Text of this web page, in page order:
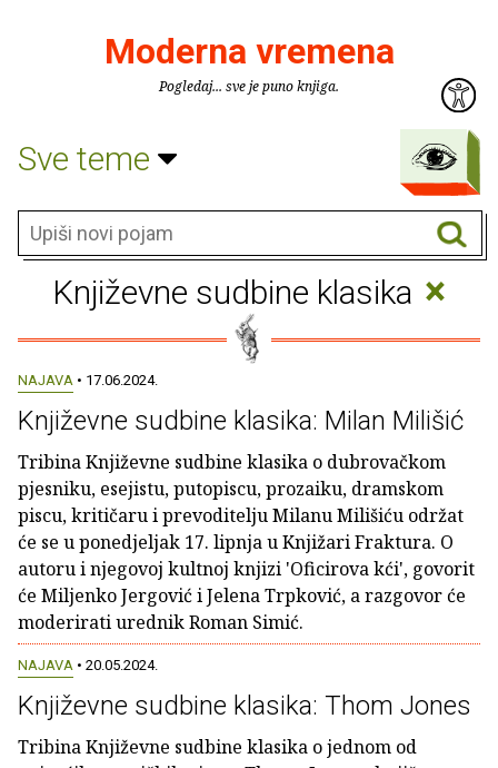
Moderna vremena
Pogledaj... sve je puno knjiga.
Sve teme
Književne sudbine klasika ×
NAJAVA • 17.06.2024.
Književne sudbine klasika: Milan Milišić
Tribina Književne sudbine klasika o dubrovačkom
pjesniku, esejistu, putopiscu, prozaiku, dramskom
piscu, kritičaru i prevoditelju Milanu Milišiću održat
će se u ponedjeljak 17. lipnja u Knjižari Fraktura. O
autoru i njegovoj kultnoj knjizi 'Oficirova kći', govorit
će Miljenko Jergović i Jelena Trpković, a razgovor će
moderirati urednik Roman Simić.
NAJAVA • 20.05.2024.
Književne sudbine klasika: Thom Jones
Tribina Književne sudbine klasika o jednom od